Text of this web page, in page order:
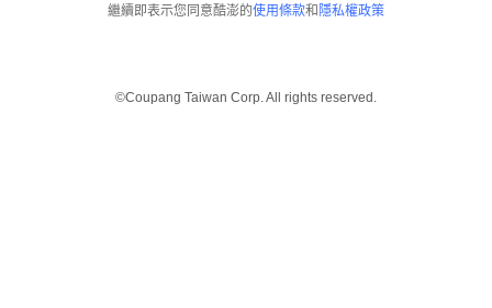
繼續即表示您同意酷澎的使用條款和 隱私權政策
©Coupang Taiwan Corp. All rights reserved.